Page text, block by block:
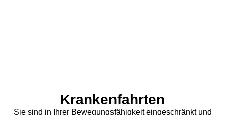
Krankenfahrten
Sie sind in Ihrer Bewegungsfähigkeit eingeschränkt und